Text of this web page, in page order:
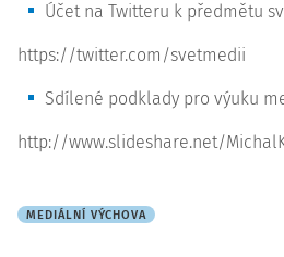
Účet na Twitteru k předmětu
https://twitter.com/svetmedii
Sdílené podklady pro výuku
http://www.slideshare.net/
MEDIÁLNÍ VÝCHOVA